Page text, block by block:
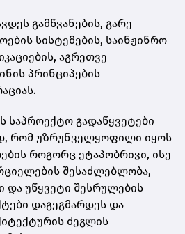
გამწვანების, გარე
სისტემების, საინჟინრო
აგრეთვე
პრინციპების
საპროექტო გადაწყვეტები
რომ უზრუნველყოფილი იყოს
როგორც ეტაპობრივი, ისე
შესაძლებლობა,
და უწყვეტი შესრულების
დაგეგმარდეს და
ძეგლის